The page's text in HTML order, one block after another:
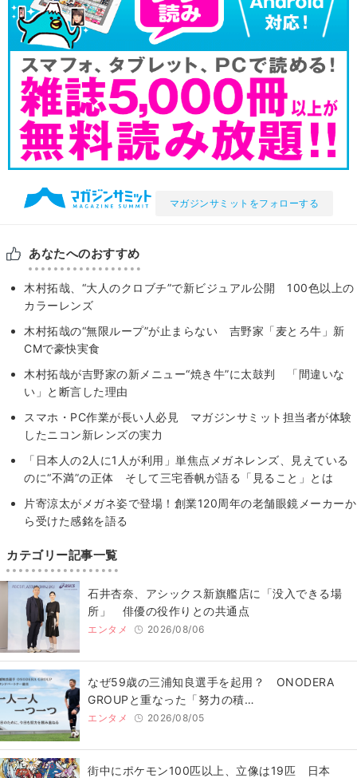
マガジンサミットをフォローする
あなたへのおすすめ
木村拓哉、“大人のクロブチ”で新ビジュアル公開 100色以上の
カラーレンズ
木村拓哉の“無限ループ”が止まらない 吉野家「麦とろ牛」新
CMで豪快実食
木村拓哉が吉野家の新メニュー“焼き牛”に太鼓判 「間違いな
い」と断言した理由
スマホ・PC作業が長い人必見 マガジンサミット担当者が体験
したニコン新レンズの実力
「日本人の2人に1人が利用」単焦点メガネレンズ、見えている
のに“不満”の正体 そして三宅香帆が語る「見ること」とは
片寄涼太がメガネ姿で登場！創業120周年の老舗眼鏡メーカーか
ら受けた感銘を語る
カテゴリー記事一覧
石井杏奈、アシックス新旗艦店に「没入できる場
所」 俳優の役作りとの共通点
エンタメ 2026/08/06
なぜ59歳の三浦知良選手を起用？ ONODERA
GROUPと重なった「努力の積…
エンタメ 2026/08/05
街中にポケモン100匹以上、立像は19匹 日本